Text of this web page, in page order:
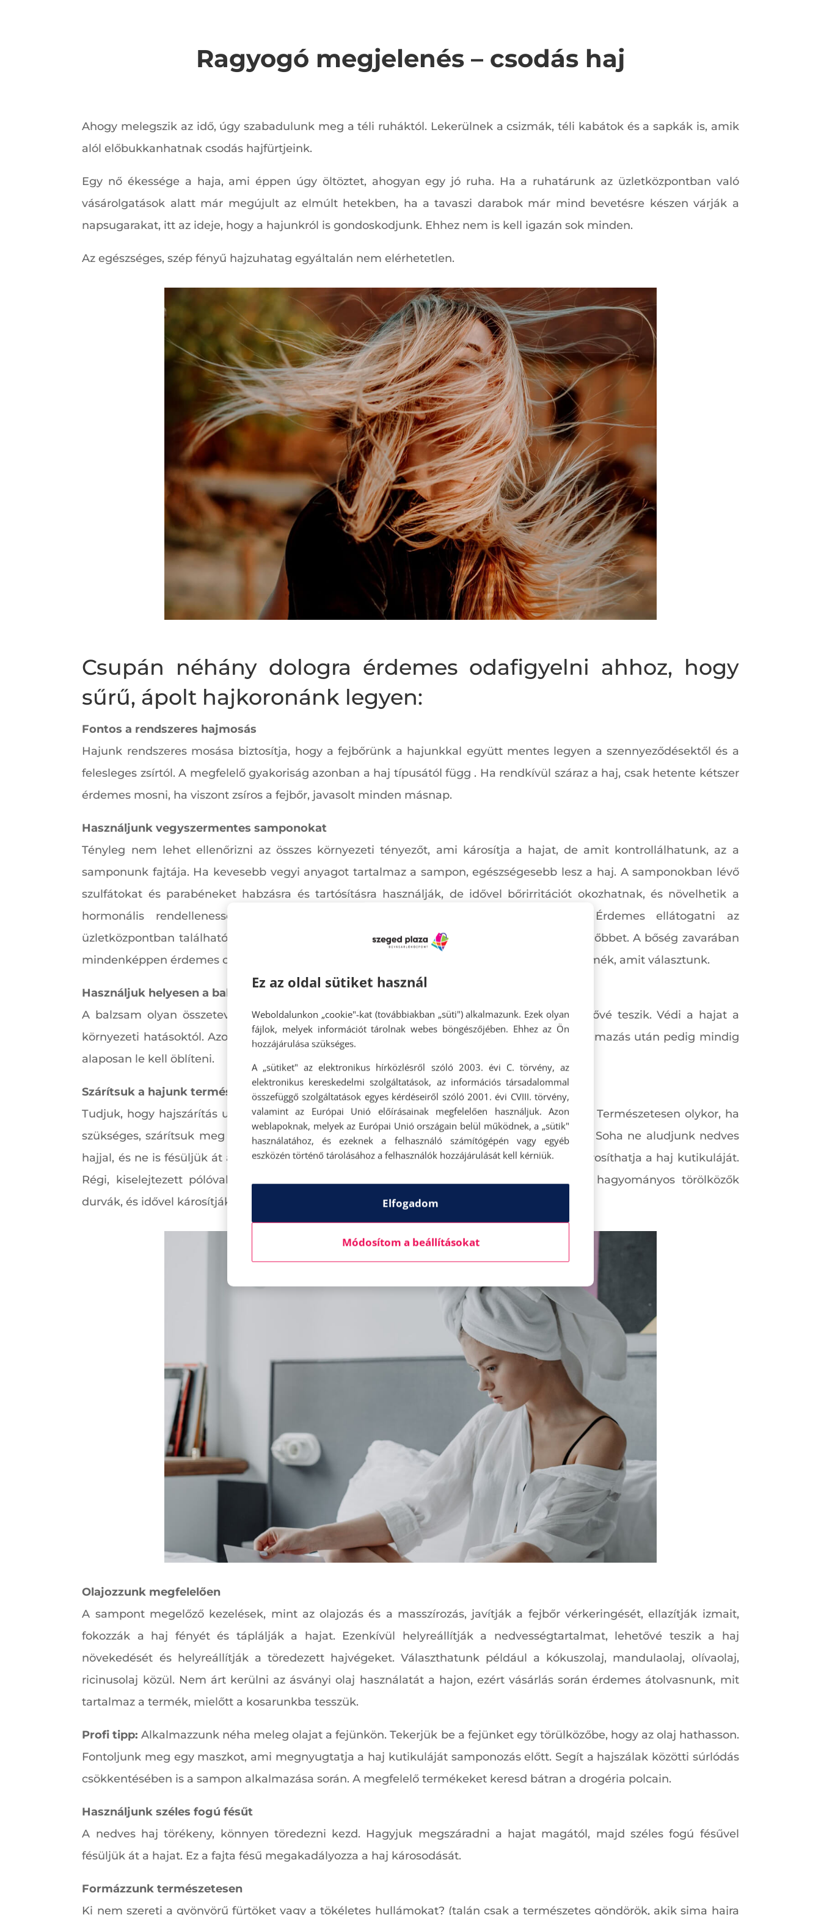
Ragyogó megjelenés – csodás haj
Ahogy melegszik az idő, úgy szabadulunk meg a téli ruháktól. Lekerülnek a csizmák, téli kabátok és a sapkák is, amik
alól előbukkanhatnak csodás hajfürtjeink.
Egy nő ékessége a haja, ami éppen úgy öltöztet, ahogyan egy jó ruha. Ha a ruhatárunk az üzletközpontban való
vásárolgatások alatt már megújult az elmúlt hetekben, ha a tavaszi darabok már mind bevetésre készen várják a
napsugarakat, itt az ideje, hogy a hajunkról is gondoskodjunk. Ehhez nem is kell igazán sok minden.
Az egészséges, szép fényű hajzuhatag egyáltalán nem elérhetetlen.
Csupán néhány dologra érdemes odafigyelni ahhoz, hogy
sűrű, ápolt hajkoronánk legyen:
Fontos a rendszeres hajmosás
Hajunk rendszeres mosása biztosítja, hogy a fejbőrünk a hajunkkal együtt mentes legyen a szennyeződésektől és a
felesleges zsírtól. A megfelelő gyakoriság azonban a haj típusától függ . Ha rendkívül száraz a haj, csak hetente kétszer
érdemes mosni, ha viszont zsíros a fejbőr, javasolt minden másnap.
Használjunk vegyszermentes samponokat
Tényleg nem lehet ellenőrizni az összes környezeti tényezőt, ami károsítja a hajat, de amit kontrollálhatunk, az a
samponunk fajtája. Ha kevesebb vegyi anyagot tartalmaz a sampon, egészségesebb lesz a haj. A samponokban lévő
szulfátokat és parabéneket habzásra és tartósításra használják, de idővel bőrirritációt okozhatnak, és növelhetik a
hormonális rendellenességek kockázatát. Válasszunk vegyszermentes samponokat. Érdemes ellátogatni az
üzletközpontban található drogériába, és a kínálatból kiválasztani a számunkra legmegfelelőbbet. A bőség zavarában
mindenképpen érdemes odafigyelni arra, hogy a hajunk típusának is megfelelő legyen a termék, amit választunk.
Használjuk helyesen a balzsamot
A balzsam olyan összetevőket tartalmaz, amik a hajat egyenessé, selymessé és kezelhetővé teszik. Védi a hajat a
környezeti hatásoktól. Azonban csak a haj hegyén szabad alkalmazni, a fejbőrön nem. Alkalmazás után pedig mindig
alaposan le kell öblíteni.
Szárítsuk a hajunk természetesen
Tudjuk, hogy hajszárítás után is gyönyörű a haj, de a túlzott hőhatás károsíthatja a fejbőrt. Természetesen olykor, ha
szükséges, szárítsuk meg a hajat, de ha tehetjük, engedjük, hogy száradjon meg magától. Soha ne aludjunk nedves
hajjal, és ne is fésüljük át a nedves hajat. A törülközővel is vigyázzunk! Az erős dörzsölés károsíthatja a haj kutikuláját.
Régi, kiselejtezett pólóval nedves hajunk száríthatjuk anélkül, hogy a haj károsodna. A hagyományos törölközők
durvák, és idővel károsítják a hajat. Mentsük meg puha, régi pólóinkat ezentúl!
Olajozzunk megfelelően
A sampont megelőző kezelések, mint az olajozás és a masszírozás, javítják a fejbőr vérkeringését, ellazítják izmait,
fokozzák a haj fényét és táplálják a hajat. Ezenkívül helyreállítják a nedvességtartalmat, lehetővé teszik a haj
növekedését és helyreállítják a töredezett hajvégeket. Választhatunk például a kókuszolaj, mandulaolaj, olívaolaj,
ricinusolaj közül. Nem árt kerülni az ásványi olaj használatát a hajon, ezért vásárlás során érdemes átolvasnunk, mit
tartalmaz a termék, mielőtt a kosarunkba tesszük.
Profi tipp: Alkalmazzunk néha meleg olajat a fejünkön. Tekerjük be a fejünket egy törülközőbe, hogy az olaj hathasson.
Fontoljunk meg egy maszkot, ami megnyugtatja a haj kutikuláját samponozás előtt. Segít a hajszálak közötti súrlódás
csökkentésében is a sampon alkalmazása során. A megfelelő termékeket keresd bátran a drogéria polcain.
Használjunk széles fogú fésűt
A nedves haj törékeny, könnyen töredezni kezd. Hagyjuk megszáradni a hajat magától, majd széles fogú fésűvel
fésüljük át a hajat. Ez a fajta fésű megakadályozza a haj károsodását.
Formázzunk természetesen
Ki nem szereti a gyönyörű fürtöket vagy a tökéletes hullámokat? (talán csak a természetes göndörök, akik sima hajra
Ez az oldal sütiket használ
Weboldalunkon „cookie"-kat (továbbiakban „süti") alkalmazunk. Ezek olyan
fájlok, melyek információt tárolnak webes böngészőjében. Ehhez az Ön
hozzájárulása szükséges.
A „sütiket" az elektronikus hírközlésről szóló 2003. évi C. törvény, az
elektronikus kereskedelmi szolgáltatások, az információs társadalommal
összefüggő szolgáltatások egyes kérdéseiről szóló 2001. évi CVIII. törvény,
valamint az Európai Unió előírásainak megfelelően használjuk. Azon
weblapoknak, melyek az Európai Unió országain belül működnek, a „sütik"
használatához, és ezeknek a felhasználó számítógépén vagy egyéb
eszközén történő tárolásához a felhasználók hozzájárulását kell kérniük.
Elfogadom
Módosítom a beállításokat